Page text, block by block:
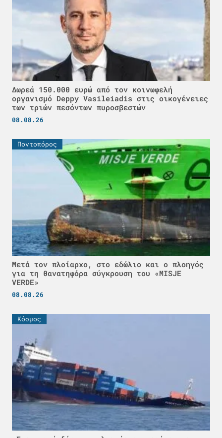
Δωρεά 150.000 ευρώ από τον κοινωφελή
οργανισμό Deppy Vasileiadis στις οικογένειες
των τριών πεσόντων πυροσβεστών
08.08.26
Ποντοπόρος
Μετά τον πλοίαρχο, στο εδώλιο και ο πλοηγός
για τη θανατηφόρα σύγκρουση του «MISJE
VERDE»
08.08.26
Κόσμος